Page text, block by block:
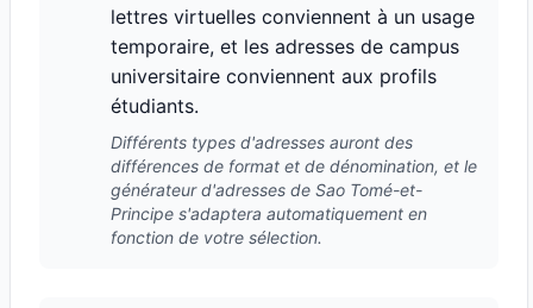
lettres virtuelles conviennent à un usage
temporaire, et les adresses de campus
universitaire conviennent aux profils
étudiants.
Différents types d'adresses auront des
différences de format et de dénomination, et le
générateur d'adresses de Sao Tomé-et-
Principe s'adaptera automatiquement en
fonction de votre sélection.